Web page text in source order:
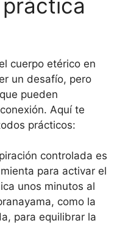
cuerpo etérico en
un desafío, pero
pueden
Aquí te
prácticos:
controlada es
para activar el
unos minutos al
como la
para equilibrar la